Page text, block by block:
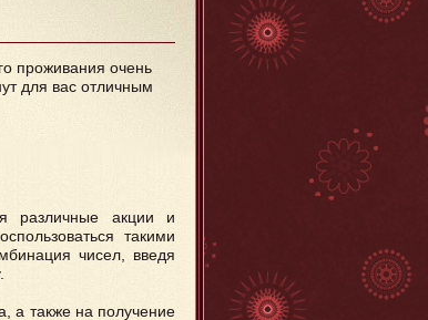
проживания очень
для вас отличным
различные акции и
такими
чисел, введя
а также на получение